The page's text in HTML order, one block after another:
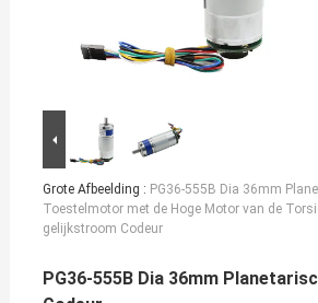
Grote Afbeelding : PG36-555B Dia 36mm
Toestelmotor met de Hoge Motor van de
gelijkstroom Codeur
PG36-555B Dia 36mm